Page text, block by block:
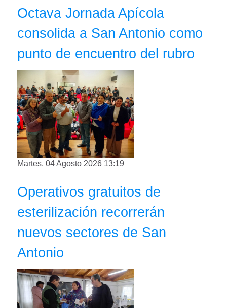
Octava Jornada Apícola
consolida a San Antonio como
punto de encuentro del rubro
Martes, 04 Agosto 2026 13:19
Operativos gratuitos de
esterilización recorrerán
nuevos sectores de San
Antonio